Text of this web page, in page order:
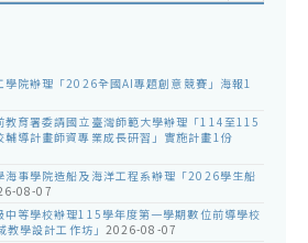
學院辦理「2026全國AI專題創意競賽」海報1
教育署委請國立臺灣師範大學辦理「114至115
輔導計畫師資專業成長研習」實施計畫1份
海事學院造船及海洋工程系辦理「2026學生船
08-07
中等學校辦理115學年度第一學期數位前導學校
教學設計工作坊」 2026-08-07